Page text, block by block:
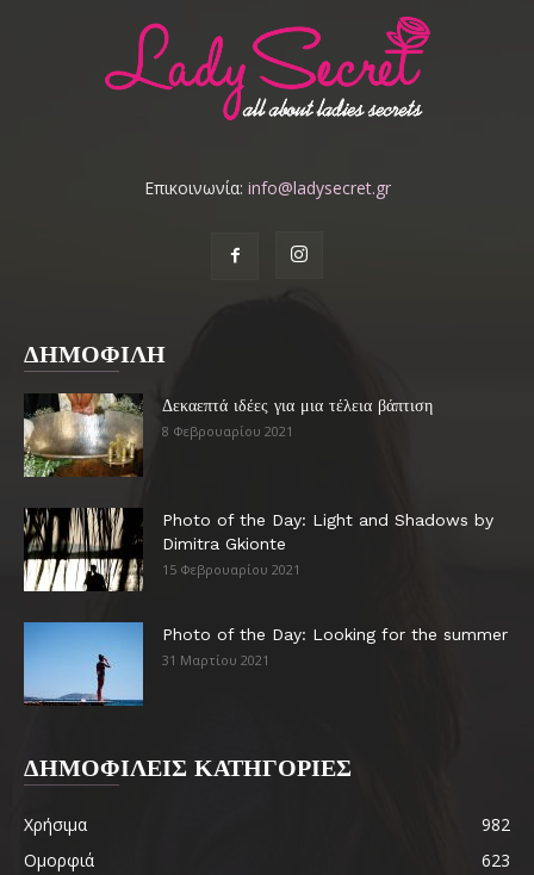
Επικοινωνία: info@ladysecret.gr
ΔΗΜΟΦΙΛΗ
Δεκαεπτά ιδέες για μια τέλεια βάπτιση
8 Φεβρουαρίου 2021
Photo of the Day: Light and Shadows by
Dimitra Gkionte
15 Φεβρουαρίου 2021
Photo of the Day: Looking for the summer
31 Μαρτίου 2021
ΔΗΜΟΦΙΛΕΙΣ ΚΑΤΗΓΟΡΙΕΣ
Χρήσιμα
982
Ομορφιά
623